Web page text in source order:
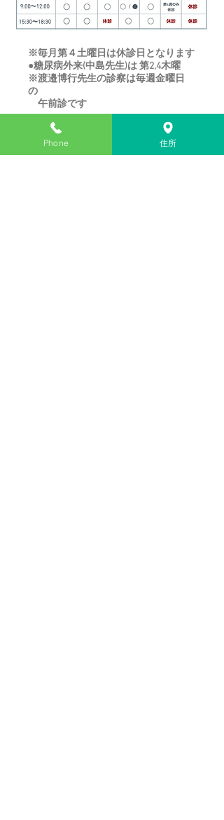
※毎月第４土曜日は休診日となります
​●糖尿病外来(中島先生)は 第2,4木曜
​※渡邉博行先生の診察は毎週金曜日
の
午前診です
Phone 住所